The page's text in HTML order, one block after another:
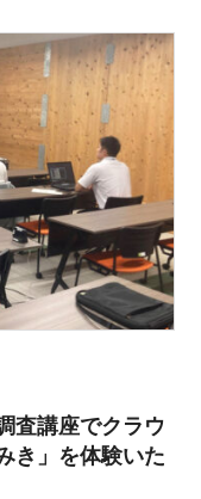
査講座でクラウ
き」を体験いた